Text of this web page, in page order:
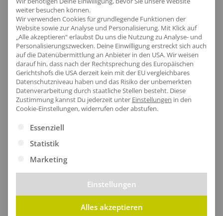
während das verlängerte Rückenteil zusätzlichen
Wärme- und Wetterschutz bietet.
Praktischer Nackenbereich
weiter besuchen können.
Wir verwenden Cookies für grundlegende Funktionen der
Website sowie zur Analyse und Personalisierung. Mit Klick auf
„Alle akzeptieren“ erlaubst Du uns die Nutzung zu Analyse- und
Personalisierungszwecken. Deine Einwilligung erstreckt sich auch
auf die Datenübermittlung an Anbieter in den USA. Wir weisen
darauf hin, dass nach der Rechtsprechung des Europäischen
Gerichtshofs die USA derzeit kein mit der EU vergleichbares
Datenschutzniveau haben und das Risiko der unbemerkten
Datenverarbeitung durch staatliche Stellen besteht. Diese
Zustimmung kannst Du jederzeit unter Einstellungen in den
Cookie-Einstellungen, widerrufen oder abstufen.
Es folgt eine Liste der Service-Gruppen, für die eine
Essenziell
Statistik
Marketing
Einstellungen
Alles akzeptieren